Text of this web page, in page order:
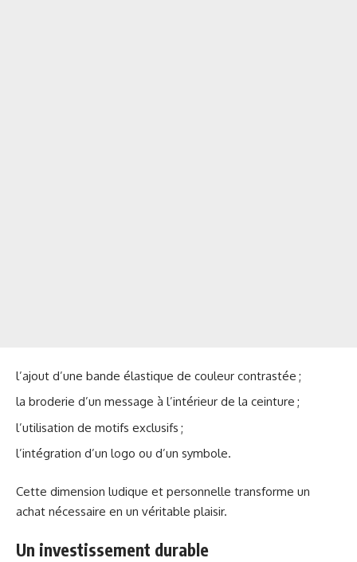
l’ajout d’une bande élastique de couleur contrastée ;
la broderie d’un message à l’intérieur de la ceinture ;
l’utilisation de motifs exclusifs ;
l’intégration d’un logo ou d’un symbole.
Cette dimension ludique et personnelle transforme un
achat nécessaire en un véritable plaisir.
Un investissement durable